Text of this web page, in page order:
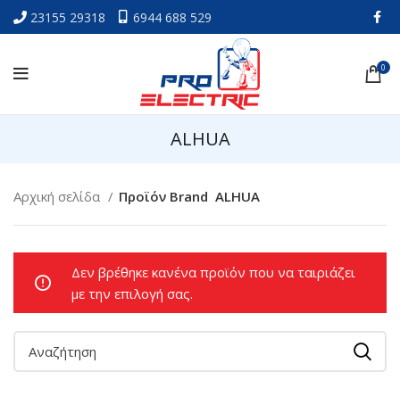
23155 29318 6944 688 529
0
ALHUA
Αρχική σελίδα Προϊόν Brand ALHUA
Δεν βρέθηκε κανένα προϊόν που να ταιριάζει
με την επιλογή σας.